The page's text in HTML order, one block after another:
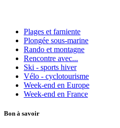
Plages et farniente
Plongée sous-marine
Rando et montagne
Rencontre avec...
Ski - sports hiver
Vélo - cyclotourisme
Week-end en Europe
Week-end en France
Bon à savoir